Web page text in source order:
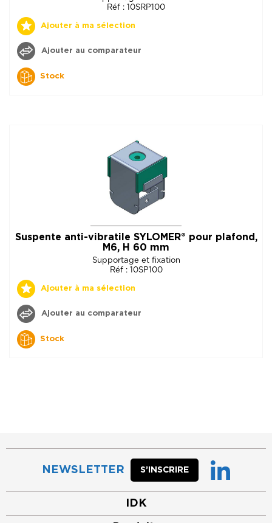
Réf : 10SRP100
Ajouter à ma sélection
Ajouter au comparateur
Stock
Suspente anti-vibratile SYLOMER® pour plafond,
M6, H 60 mm
Supportage et fixation
Réf : 10SP100
Ajouter à ma sélection
Ajouter au comparateur
Stock
NEWSLETTER S’INSCRIRE
IDK